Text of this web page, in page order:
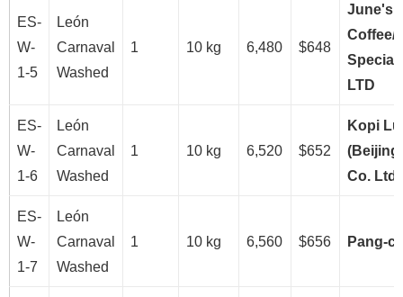
ES-
W-
1-5
León
Carnaval
Washed
1 10 kg 6,480 $648
June's
Coffee/
LTD
ES-
W-
1-6
León
Carnaval
Washed
1 10 kg 6,520 $652
Kopi
Co. Ltd
ES-
W-
1-7
León
Carnaval
Washed
1 10 kg 6,560 $656 Pang-